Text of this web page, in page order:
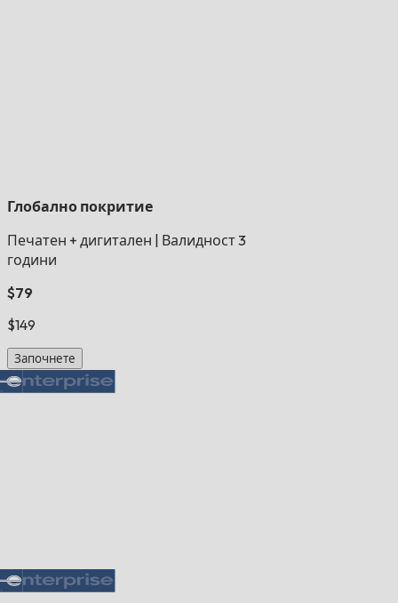
Глобално покритие
Печатен + дигитален
Валидност 3
години
$79
$149
Започнете